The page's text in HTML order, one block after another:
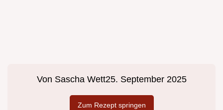
Von Sascha Wett25. September 2025
Zum Rezept springen